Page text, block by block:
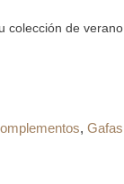
colección de
,